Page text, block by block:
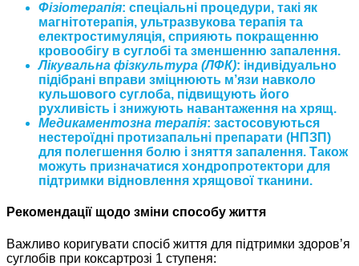
Фізіотерапія: спеціальні процедури, такі як
магнітотерапія, ультразвукова терапія та
електростимуляція, сприяють покращенню
кровообігу в суглобі та зменшенню запалення.
Лікувальна фізкультура (ЛФК): індивідуально
підібрані вправи зміцнюють м’язи навколо
кульшового суглоба, підвищують його
рухливість і знижують навантаження на хрящ.
Медикаментозна терапія: застосовуються
нестероїдні протизапальні препарати (НПЗП)
для полегшення болю і зняття запалення. Також
можуть призначатися хондропротектори для
підтримки відновлення хрящової тканини.
Рекомендації щодо зміни способу життя
Важливо коригувати спосіб життя для підтримки здоров’я
суглобів при коксартрозі 1 ступеня: